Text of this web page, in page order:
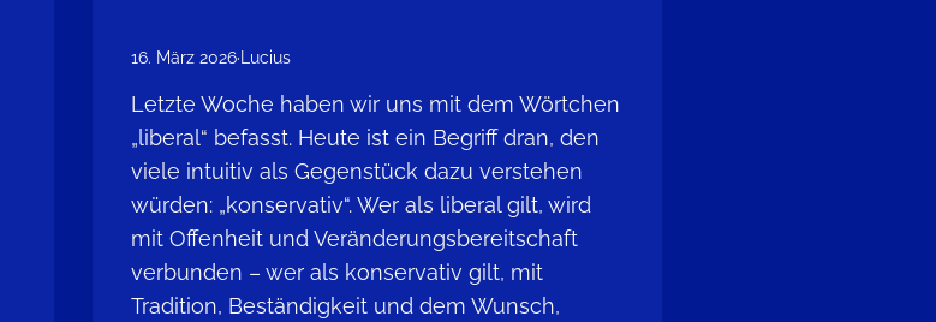
16. März 2026·Lucius
Letzte Woche haben wir uns mit dem Wörtchen
„liberal“ befasst. Heute ist ein Begriff dran, den
viele intuitiv als Gegenstück dazu verstehen
würden: „konservativ“. Wer als liberal gilt, wird
mit Offenheit und Veränderungsbereitschaft
verbunden – wer als konservativ gilt, mit
Tradition, Beständigkeit und dem Wunsch,